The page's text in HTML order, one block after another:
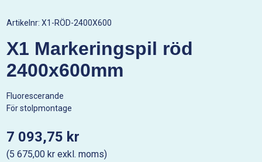
Artikelnr:X1-RÖD-2400X600
X1 Markeringspil röd
2400x600mm
Fluorescerande
För stolpmontage
7 093,75 kr
(5 675,00 kr exkl. moms)